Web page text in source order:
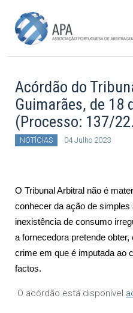
Acórdão do
Guimarães, de 18
(Processo: 137/
NOTÍCIAS 04 Julho 2023
O Tribunal Arbitral não é
conhecer da ação de
inexistência de consumo
a fornecedora pretende
crime em que é imputada ao
factos.
O acórdão está disponível